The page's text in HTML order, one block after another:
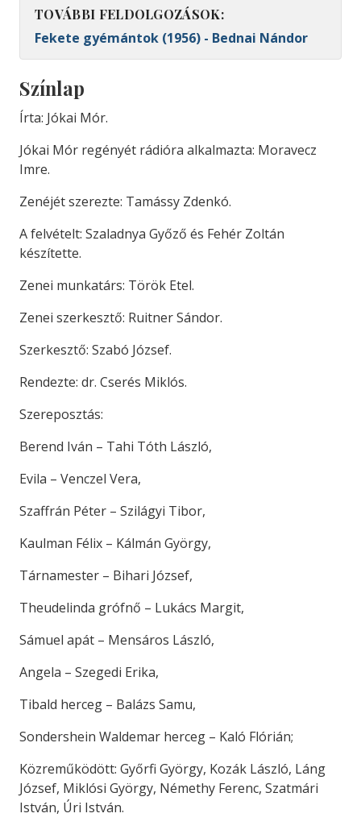
TOVÁBBI FELDOLGOZÁSOK:
Fekete gyémántok (1956) - Bednai Nándor
Színlap
Írta: Jókai Mór.
Jókai Mór regényét rádióra alkalmazta: Moravecz
Imre.
Zenéjét szerezte: Tamássy Zdenkó.
A felvételt: Szaladnya Győző és Fehér Zoltán
készítette.
Zenei munkatárs: Török Etel.
Zenei szerkesztő: Ruitner Sándor.
Szerkesztő: Szabó József.
Rendezte: dr. Cserés Miklós.
Szereposztás:
Berend Iván – Tahi Tóth László,
Evila – Venczel Vera,
Szaffrán Péter – Szilágyi Tibor,
Kaulman Félix – Kálmán György,
Tárnamester – Bihari József,
Theudelinda grófnő – Lukács Margit,
Sámuel apát – Mensáros László,
Angela – Szegedi Erika,
Tibald herceg – Balázs Samu,
Sondershein Waldemar herceg – Kaló Flórián;
Közreműködött: Győrfi György, Kozák László, Láng
József, Miklósi György, Némethy Ferenc, Szatmári
István, Úri István.